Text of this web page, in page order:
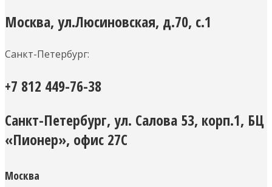
Москва, ул.Люсиновская, д.70, с.1
Санкт-Петербург:
+7 812 449-76-38
Санкт-Петербург, ул. Салова 53, корп.1, БЦ
«Пионер», офис 27С
Москва